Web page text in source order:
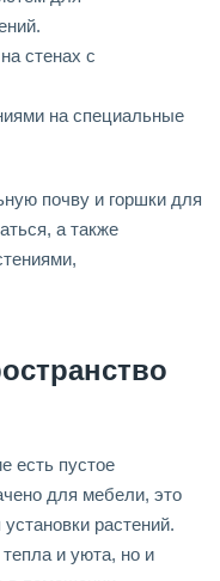
стенах с
на специальные
почву и горшки для
а также
есть пустое
для мебели, это
растений.
и уюта, но и